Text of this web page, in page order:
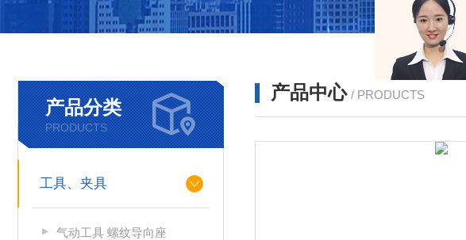
产品分类
PRODUCTS
工具、夹具
气动工具 螺纹导向座
产品中心 / PRODUCTS